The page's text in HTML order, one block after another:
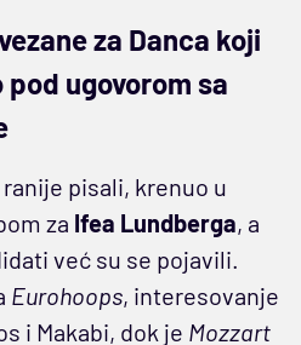
za Danca koji
ugovorom sa
pisali, krenuo u
za Ifea Lundberga, a
već su se pojavili.
Eurohoops, interesovanje
i Makabi, dok je Mozzart